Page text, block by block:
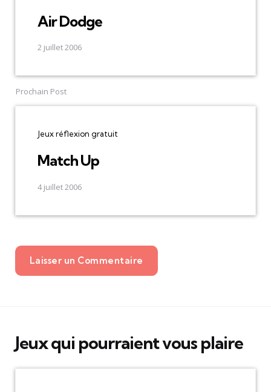
Air Dodge
2 juillet 2006
Prochain Post
Jeux réflexion gratuit
Match Up
4 juillet 2006
Laisser un Commentaire
Jeux qui pourraient vous plaire